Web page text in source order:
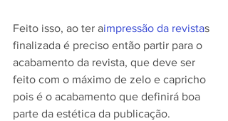
Feito isso, ao ter aimpressão da revistas
finalizada é preciso então partir para o
acabamento da revista, que deve ser
feito com o máximo de zelo e capricho
pois é o acabamento que definirá boa
parte da estética da publicação.